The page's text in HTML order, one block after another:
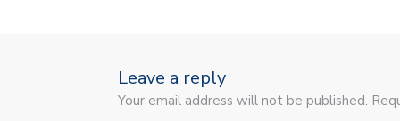
Leave a reply
Your email address will not be published.